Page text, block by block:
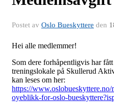
Postet av Oslo Bueskyttere den
Hei alle medlemmer!
Som dere forhåpentligvis har
treningslokale på Skullerud
kan leses om her:
https://
oyeblikk-for-oslo-